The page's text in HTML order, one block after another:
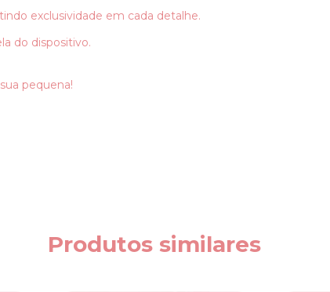
exclusividade em cada detalhe.
do dispositivo.
pequena!
Produtos similares